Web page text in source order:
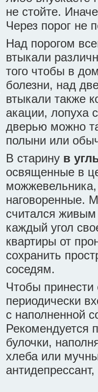
не стойте.
Через порог не
Над порогом
втыкали
того чтобы в
болезни, над
втыкали также
акации, лопуха
дверью можно
полыни или
В старину в
освященные в
можжевельника,
наговоренные.
считался
каждый угол
квартиры от
сохранить
соседям.
Чтобы принести
периодически
с наполненной
Рекомендуется
булочки,
хлеба или